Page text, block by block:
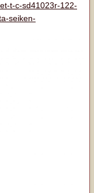
t-c-sd41023r-122-
seiken-